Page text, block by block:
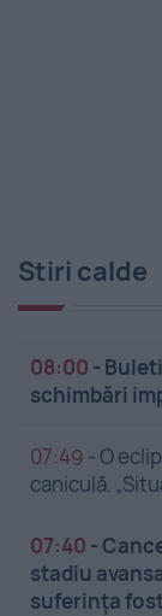
Stiri calde
08:00 -
schimbări
07:49 -O
caniculă.
07:40 -
stadiu
suferința